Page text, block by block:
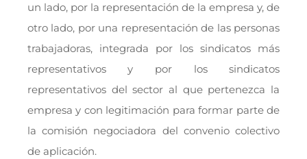
un lado, por la representación de la empresa y, de
otro lado, por una representación de las personas
trabajadoras, integrada por los sindicatos más
representativos y por los sindicatos
representativos del sector al que pertenezca la
empresa y con legitimación para formar parte de
la comisión negociadora del convenio colectivo
de aplicación.